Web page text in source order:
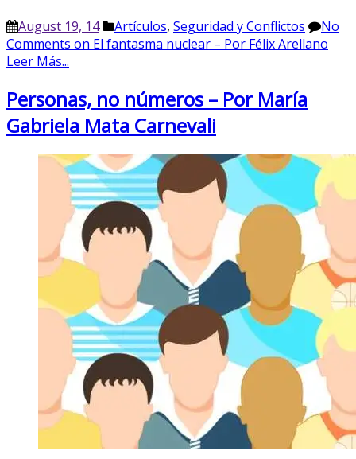
August 19, 14 Artículos, Seguridad y Conflictos
No
Comments on El fantasma nuclear – Por Félix Arellano
Leer Más...
Personas, no números – Por María
Gabriela Mata Carnevali